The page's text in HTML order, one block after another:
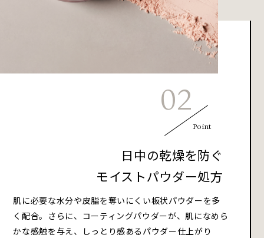
02
Point
日中の乾燥を防ぐ
モイストパウダー処方
肌に必要な水分や皮脂を奪いにくい板状パウダーを多
く配合。さらに、コーティングパウダーが、肌になめら
かな感触を与え、しっとり感あるパウダー仕上がり